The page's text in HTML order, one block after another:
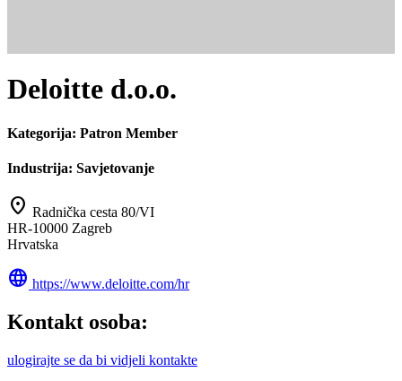
Deloitte d.o.o.
Kategorija: Patron Member
Industrija: Savjetovanje
location_on Radnička cesta 80/VI
HR-10000 Zagreb
Hrvatska
language https://www.deloitte.com/hr
Kontakt osoba:
ulogirajte se da bi vidjeli kontakte